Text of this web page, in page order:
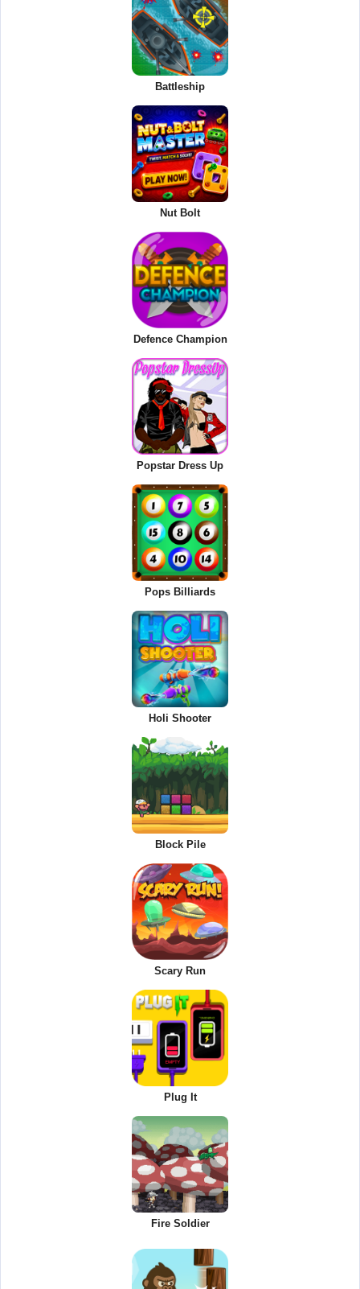
Battleship
Nut Bolt
Defence Champion
Popstar Dress Up
Pops Billiards
Holi Shooter
Block Pile
Scary Run
Plug It
Fire Soldier